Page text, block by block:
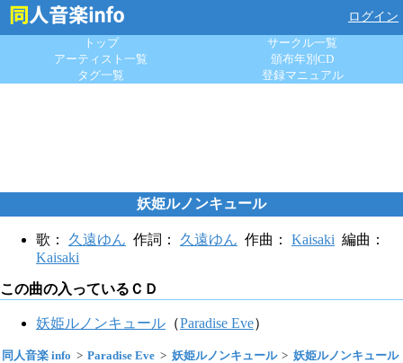
ログイン
トップ
サークル一覧
アーティスト一覧
頒布年別CD
タグ一覧
登録マニュアル
妖姫ルノンキュール
歌： 久遠ゆん 作詞： 久遠ゆん 作曲： Kaisaki 編曲：
Kaisaki
この曲の入っているＣＤ
妖姫ルノンキュール （Paradise Eve）
同人音楽 info Paradise Eve 妖姫ルノンキュール 妖姫ルノンキュール